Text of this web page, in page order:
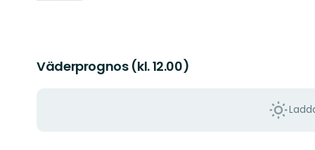
Väderprognos (kl. 12.00)